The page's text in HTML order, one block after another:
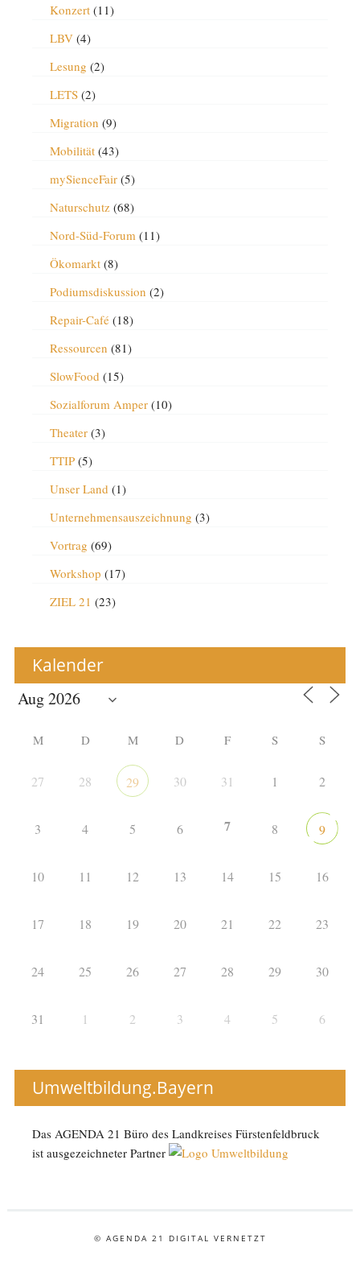
Konzert(11)
LBV(4)
Lesung (2)
LETS(2)
Migration (9)
Mobilität(43)
mySienceFair(5)
Naturschutz(68)
Nord-Süd-Forum (11)
Ökomarkt(8)
Podiumsdiskussion (2)
Repair-Café(18)
Ressourcen (81)
SlowFood (15)
Sozialforum Amper(10)
Theater(3)
TTIP(5)
Unser Land (1)
Unternehmensauszeichnung (3)
Vortrag (69)
Workshop (17)
ZIEL 21 (23)
Kalender
M D M D F S S
27 28 29 30 31 1 2
3 4 5 6 7 8 9
10 11 12 13 14 15 16
17 18 19 20 21 22 23
24 25 26 27 28 29 30
31 1 2 3 4 5 6
Umweltbildung.Bayern
Das AGENDA 21 Büro des Landkreises Fürstenfeldbruck
ist ausgezeichneter Partner
© AGENDA 21 DIGITAL VERNETZT